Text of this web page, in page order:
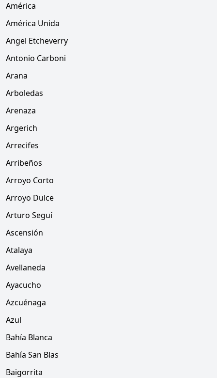
América
América Unida
Angel Etcheverry
Antonio Carboni
Arana
Arboledas
Arenaza
Argerich
Arrecifes
Arribeños
Arroyo Corto
Arroyo Dulce
Arturo Seguí
Ascensión
Atalaya
Avellaneda
Ayacucho
Azcuénaga
Azul
Bahía Blanca
Bahía San Blas
Baigorrita